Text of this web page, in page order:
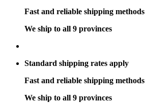
Fast and reliable shipping methods
We ship to all 9 provinces
Standard shipping rates apply
Fast and reliable shipping methods
We ship to all 9 provinces